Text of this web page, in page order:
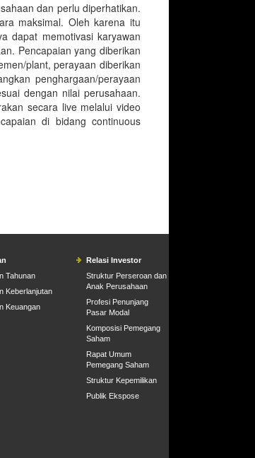
dan perlu diperhatikan.
maksimal. Oleh karena itu
dapat memotivasi karyawan
Pencapaian yang diberikan
plant, perayaan diberikan
penghargaan/perayaan
dengan nilai perusahaan.
secara live melalui video
di bidang continuous
Tahunan
Keberlanjutan
Keuangan
Relasi Investor
Struktur Perseroan dan
Anak Perusahaan
Profesi Penunjang
Pasar Modal
Komposisi Pemegang
Saham
Rapat Umum
Pemegang Saham
Struktur Kepemilikan
Publik Ekspose